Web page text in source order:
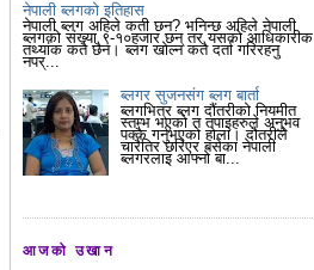
नेपाली ब्लगको इतिहास
नेपाली ब्लग अहिले कती छन? भनिन्छ अहिले नेपाली
ब्लगको संख्या ९-१०हजार छन् तर यसको आधिकारीक
तथ्यांक कतै छैन। ब्लग खोल्न कतै दर्ता गरिरहनु
नपर्...
ब्लगर सुजनसंग ब्लग बार्ता
ब्लगभित्र ब्लग दौंतरीको नियमीत
स्तम्भ भएको त तपाइहरुले अनुभव
पक्कै गर्नुभएको होला। दौतरीले
चारैतिर छरिएर बसेका नेपाली
ब्लगरलाइ आफ्नो बा...
आजको उखान